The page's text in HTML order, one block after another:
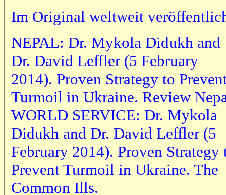
Im Original weltweit
NEPAL: Dr. Mykola Didukh and
Dr. David Leffler (5 February
2014). Proven Strategy to
Turmoil in Ukraine. Review
WORLD SERVICE: Dr. Mykola
Didukh and Dr. David Leffler (5
February 2014). Proven Strategy
Prevent Turmoil in Ukraine. The
Common Ills.